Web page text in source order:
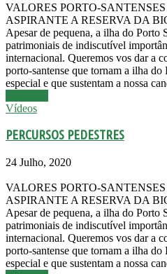
VALORES PORTO-
ASPIRANTE A RESERVA DA
Apesar de pequena, a ilha do Porto
patrimoniais de indiscutível
internacional. Queremos vos dar a
porto-santense que tornam a ilha
especial e que sustentam a nossa
Vídeos
PERCURSOS PEDESTRES
24 Julho, 2020
VALORES PORTO-
ASPIRANTE A RESERVA DA
Apesar de pequena, a ilha do Porto
patrimoniais de indiscutível
internacional. Queremos vos dar a
porto-santense que tornam a ilha
especial e que sustentam a nossa